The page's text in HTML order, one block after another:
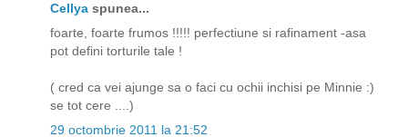
Cellya spunea...
foarte, foarte frumos !!!!! perfectiune si rafinament -asa
pot defini torturile tale !
( cred ca vei ajunge sa o faci cu ochii inchisi pe Minnie :)
se tot cere ....)
29 octombrie 2011 la 21:52